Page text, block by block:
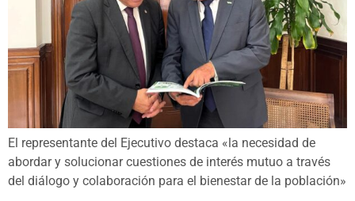
El representante del Ejecutivo destaca «la necesidad de
abordar y solucionar cuestiones de interés mutuo a través
del diálogo y colaboración para el bienestar de la población»